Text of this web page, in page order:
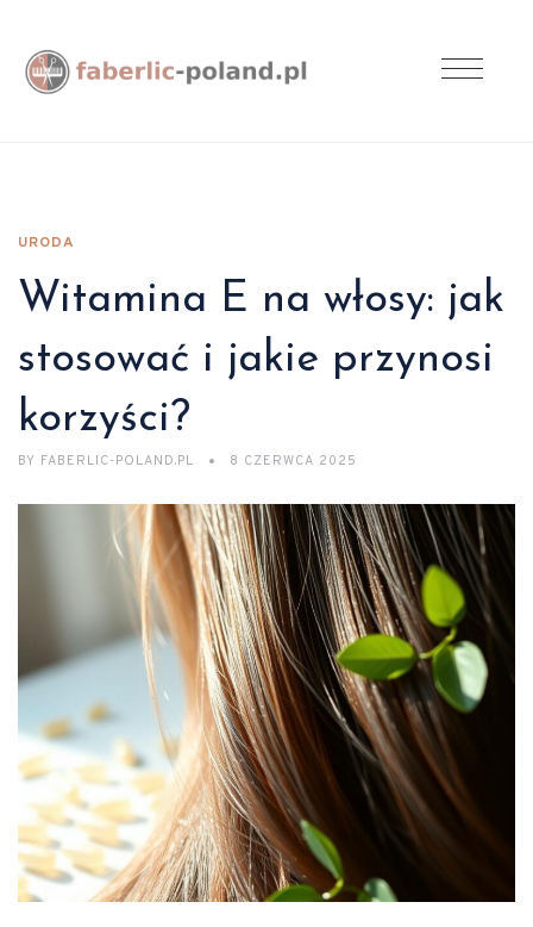
URODA
Witamina E na włosy: jak
stosować i jakie przynosi
korzyści?
BY FABERLIC-POLAND.PL 8 CZERWCA 2025